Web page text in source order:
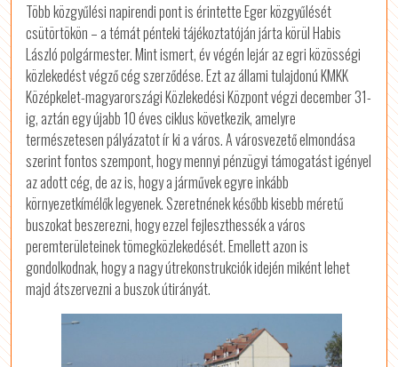
Több közgyűlési napirendi pont is érintette Eger közgyűlését
csütörtökön – a témát pénteki tájékoztatóján járta körül Habis
László polgármester. Mint ismert, év végén lejár az egri közösségi
közlekedést végző cég szerződése. Ezt az állami tulajdonú KMKK
Középkelet-magyarországi Közlekedési Központ végzi december 31-
ig, aztán egy újabb 10 éves ciklus következik, amelyre
természetesen pályázatot ír ki a város. A városvezető elmondása
szerint fontos szempont, hogy mennyi pénzügyi támogatást igényel
az adott cég, de az is, hogy a járművek egyre inkább
környezetkímélők legyenek. Szeretnének később kisebb méretű
buszokat beszerezni, hogy ezzel fejleszthessék a város
peremterületeinek tömegközlekedését. Emellett azon is
gondolkodnak, hogy a nagy útrekonstrukciók idején miként lehet
majd átszervezni a buszok útirányát.